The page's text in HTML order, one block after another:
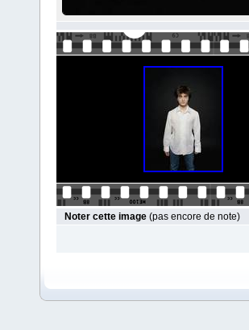
Noter cette image (pas encore de note)